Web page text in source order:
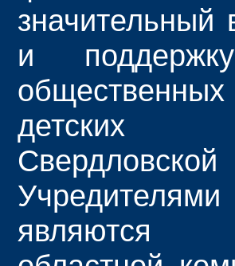
значительный
и
детских
являются